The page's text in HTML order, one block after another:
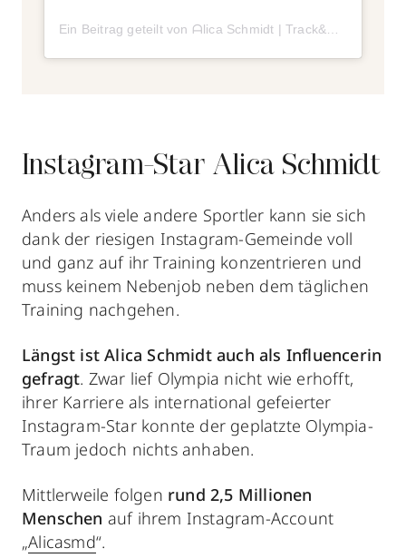
Instagram-Star Alica Schmidt
Anders als viele andere Sportler kann sie sich
dank der riesigen Instagram-Gemeinde voll
und ganz auf ihr Training konzentrieren und
muss keinem Nebenjob neben dem täglichen
Training nachgehen.
Längst ist Alica Schmidt auch als Influencerin
gefragt. Zwar lief Olympia nicht wie erhofft,
ihrer Karriere als international gefeierter
Instagram-Star konnte der geplatzte Olympia-
Traum jedoch nichts anhaben.
Mittlerweile folgen rund 2,5 Millionen
Menschen auf ihrem Instagram-Account
„Alicasmd“.